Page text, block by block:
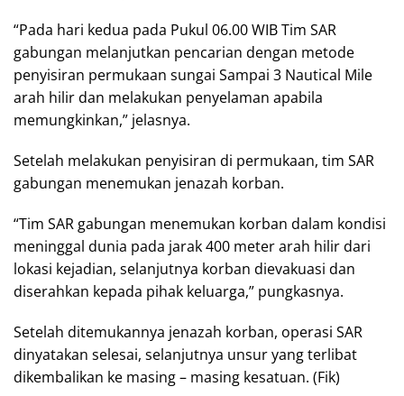
“Pada hari kedua pada Pukul 06.00 WIB Tim SAR
gabungan melanjutkan pencarian dengan metode
penyisiran permukaan sungai Sampai 3 Nautical Mile
arah hilir dan melakukan penyelaman apabila
memungkinkan,” jelasnya.
Setelah melakukan penyisiran di permukaan, tim SAR
gabungan menemukan jenazah korban.
“Tim SAR gabungan menemukan korban dalam kondisi
meninggal dunia pada jarak 400 meter arah hilir dari
lokasi kejadian, selanjutnya korban dievakuasi dan
diserahkan kepada pihak keluarga,” pungkasnya.
Setelah ditemukannya jenazah korban, operasi SAR
dinyatakan selesai, selanjutnya unsur yang terlibat
dikembalikan ke masing – masing kesatuan. (Fik)